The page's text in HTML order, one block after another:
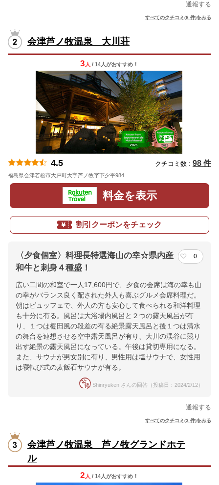
通報する
すべてのクチコミ(6 件)をみる
会津芦ノ牧温泉 大川荘
3 人 / 14人がおすすめ！
4.5 クチコミ数 : 98 件
福島県会津若松市大戸町大字芦ノ牧字下夕平984
料金を表示
割引クーポンをチェック
〈夕食個室〉料理長特選海山の幸☆県内産
和牛と刺身４種盛！
0
広い二間の和室で一人17,600円で、夕食の会席は海の幸も山
の幸がバランス良く配された外人も喜ぶグルメ会席料理だ。
朝はビュッフェで、外人の方も安心して食べられる和洋料理
も十分に有る。風呂は大浴場内風呂と２つの露天風呂が有
り、１つは棚田風の段差の有る絶景露天風呂と後１つは清水
の舞台を連想させる空中露天風呂が有り、大川の渓谷に競り
出す絶景の露天風呂になっている。午後は貸切専用になる。
また、サウナが男女別に有り、男性用は塩サウナで、女性用
は寝転び式の麦飯石サウナが有る。
Shinryuken さんの回答（投稿日：2024/2/12）
通報する
すべてのクチコミ(3 件)をみる
会津芦ノ牧温泉 芦ノ牧グランドホテ
ル
2 人 / 14人がおすすめ！